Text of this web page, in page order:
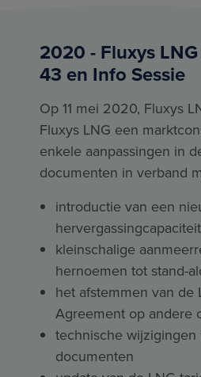
2020 - Fluxys
43 en Info Sessie
Op 11 mei 2020, Fluxys
Fluxys LNG een
enkele aanpassingen in
documenten in verband
introductie van een
hervergassingcapaciteit
kleinschalige
hernoemen tot stand-
het afstemmen van de
Agreement op andere
technische
documenten